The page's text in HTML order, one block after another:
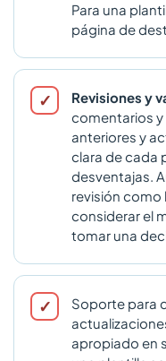
Para una
página de
Revisiones y
comentarios y
anteriores y
clara de cada
desventajas.
revisión como
considerar el
tomar una
Soporte para
apropiado en